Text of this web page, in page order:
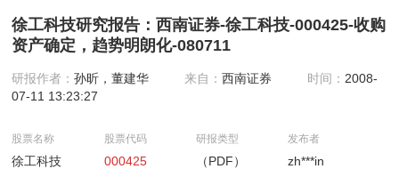
徐工科技研究报告：西南证券-徐工科技-000425-收购
资产确定，趋势明朗化-080711
研报作者：孙昕，董建华 来自：西南证券 时间： 2008-
07-11 13:23:27
股票名称
徐工科技
股票代码
000425
研报类型
（PDF）
发布者
zh***in